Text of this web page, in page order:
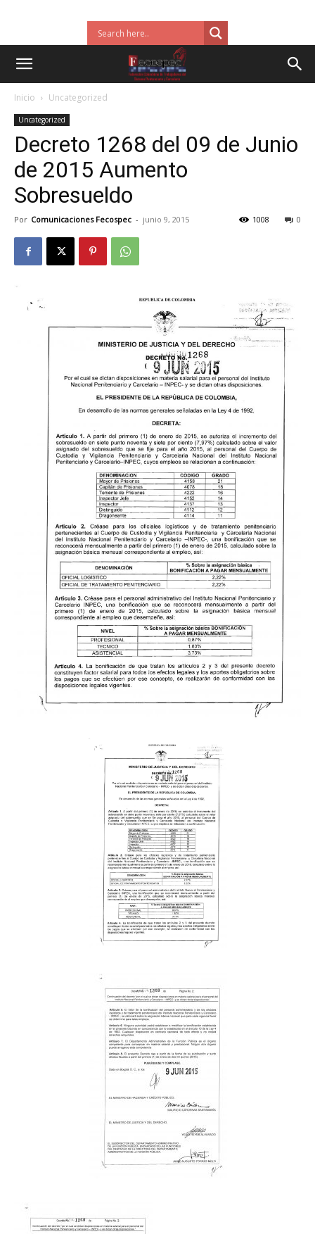
Inicio Uncategorized
Uncategorized
Decreto 1268 del 09 de Junio
de 2015 Aumento
Sobresueldo
Por Comunicaciones Fecospec - junio 9, 2015 0
1008